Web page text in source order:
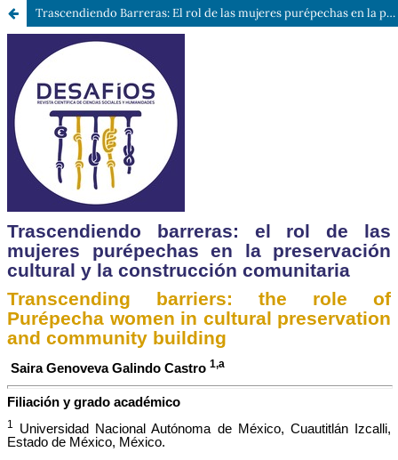
Trascendiendo Barreras: El rol de las mujeres purépechas en la preservación cultural y la construcción comunitaria